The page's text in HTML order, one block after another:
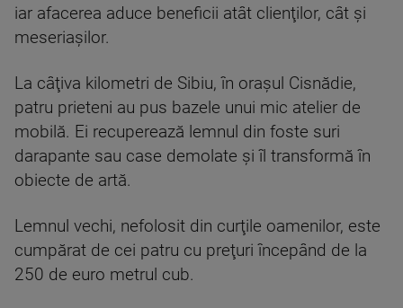
iar afacerea aduce beneficii atât clienţilor, cât şi
meseriaşilor.
La câţiva kilometri de Sibiu, în orașul Cisnădie,
patru prieteni au pus bazele unui mic atelier de
mobilă. Ei recuperează lemnul din foste suri
darapante sau case demolate şi îl transformă în
obiecte de artă.
Lemnul vechi, nefolosit din curţile oamenilor, este
cumpărat de cei patru cu preţuri începând de la
250 de euro metrul cub.